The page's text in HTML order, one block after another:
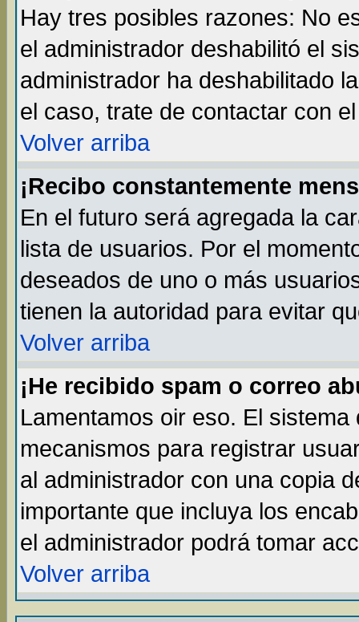
Hay tres posibles razones: No
el administrador deshabilitó el
administrador ha deshabilitado
el caso, trate de contactar con
Volver arriba
¡Recibo constantemente
En el futuro será agregada la
lista de usuarios. Por el
deseados de uno o más
tienen la autoridad para evitar
Volver arriba
¡He recibido spam o correo
Lamentamos oir eso. El
mecanismos para registrar
al administrador con una copia
importante que incluya los
el administrador podrá tomar
Volver arriba